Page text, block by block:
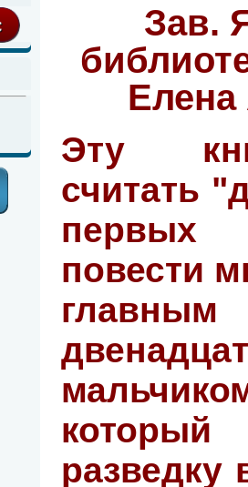
Зав.
Елена
Эту
считать
повести
разведку